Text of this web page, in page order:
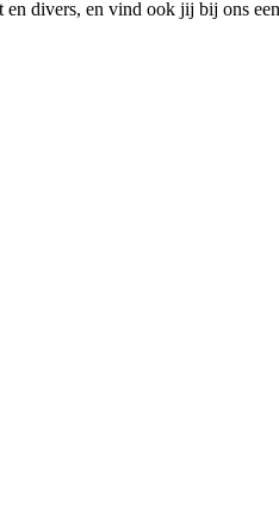
divers, en vind ook jij bij ons